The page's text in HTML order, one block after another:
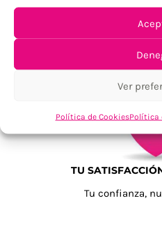
Ver
Política de CookiesPolítica
ENVÍOS
Para Península,
TU
Tu confianza,